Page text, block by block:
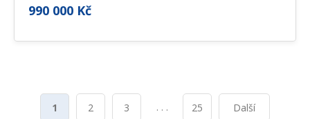
990 000 Kč
1 2 3 . . . 25 Další